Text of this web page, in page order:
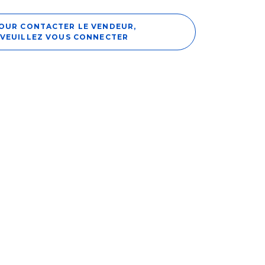
CONTACTER LE VENDEUR,
VEUILLEZ VOUS CONNECTER